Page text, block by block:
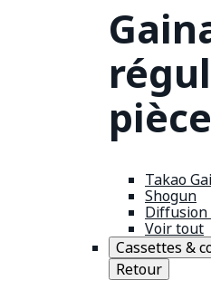
Takao
Shogun
Diffusion
Voir tout
Cassettes &
Retour